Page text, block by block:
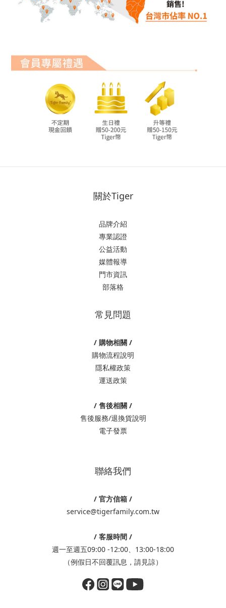
關於Tiger
品牌介紹
專業認證
公益活動
媒體報導
門市資訊
部落格
常見問題
/ 購物相關 /
購物流程說明
隱私權政策
運送政策
/ 售後相關 /
售後服務/退換貨說明
電子發票
聯絡我們
/ 官方信箱 /
service@tigerfamily.com.tw
/ 客服時間 /
週一至週五09:00 -12:00、13:00-18:00
（例假日不回覆訊息，請見諒）